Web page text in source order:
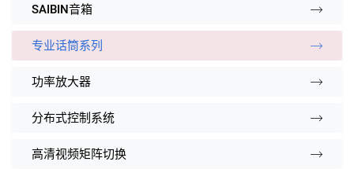
SAIBIN音箱
专业话筒系列
功率放大器
分布式控制系统
高清视频矩阵切换